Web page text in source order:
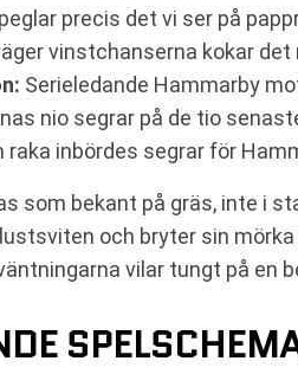
precis det vi ser på
vinstchanserna kokar
Serieledande Hammarby
nio segrar på de tio
raka inbördes segrar för
som bekant på gräs, inte i
och bryter sin
vilar tungt på en